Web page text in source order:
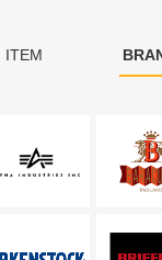
ITEM